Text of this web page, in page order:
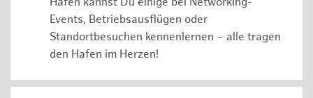
Events, Betriebsausflügen oder
Standortbesuchen kennenlernen – alle tragen
den Hafen im Herzen!